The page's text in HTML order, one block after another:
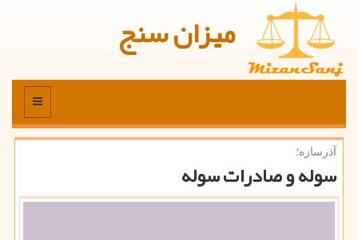
میزان سنج
منو
آذرسازه؛
سوله و صادرات سوله